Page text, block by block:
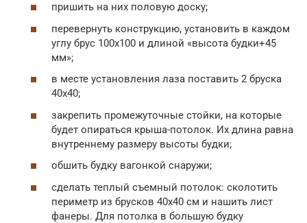
пришить на них половую доску;
перевернуть конструкцию, установить в каждом
углу брус 100х100 и длиной «высота будки+45
мм»;
в месте установления лаза поставить 2 бруска
40х40;
закрепить промежуточные стойки, на которые
будет опираться крыша-потолок. Их длина равна
внутреннему размеру высоты будки;
обшить будку вагонкой снаружи;
сделать теплый съемный потолок: сколотить
периметр из брусков 40х40 см и нашить лист
фанеры. Для потолка в большую будку